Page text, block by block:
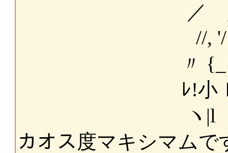
／ ／" ｀
//, '/
〃 {_{三三
ﾚ!小ｌノ三
ヽ|l ●三
カオス度マキシマム